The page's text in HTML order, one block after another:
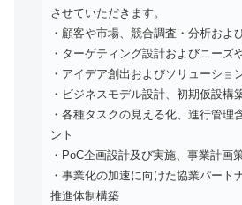
させていただきます。
・顧客や市場、競合調査・分析およ
・ターゲティング設計およびニーズ
・アイデア創出およびソリューショ
・ビジネスモデル設計、初期仮設構
・各種タスクの見える化、進行管理
ント
・PoC企画設計及び実施、事業計画
・事業化の加速に向けた協業パート
推進体制構築